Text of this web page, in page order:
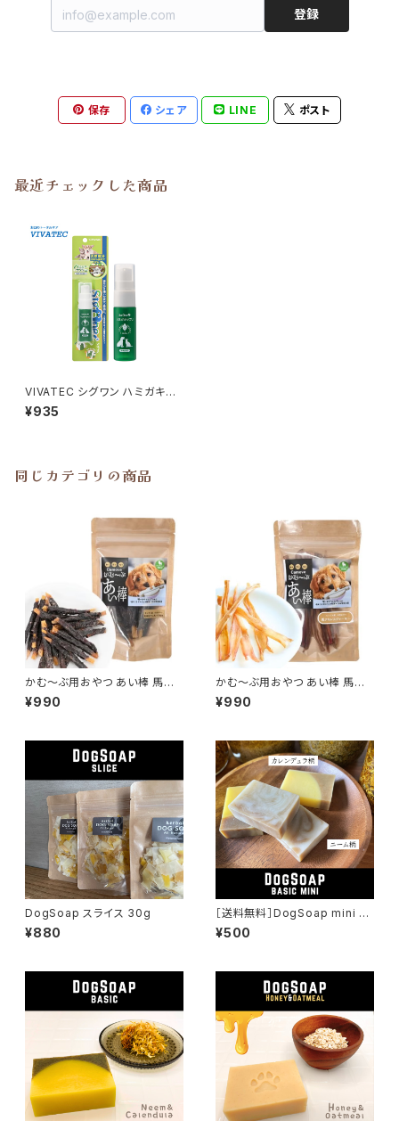
登録
保存 シェア LINE ポスト
最近チェックした商品
VIVATEC シグワン ハミガキサ
プリR ビバテック
¥935
同じカテゴリの商品
かむ～ぶ用おやつ あい棒 馬ハ
ツ巻き 40g
¥990
かむ～ぶ用おやつ あい棒 馬ア
キレスジャーキー 30g
¥990
DogSoap スライス 30g
¥880
［送料無料］DogSoap mini ド
ッグソープ
¥500